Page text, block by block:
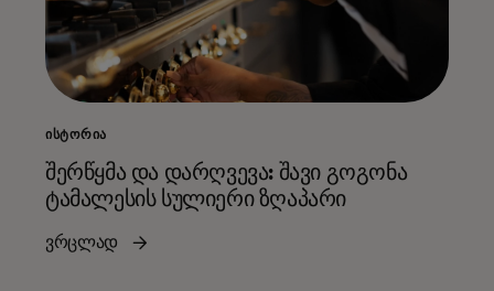
ᲘᲡᲢᲝᲠᲘᲐ
შერწყმა და დარღვევა: შავი გოგონა
ტამალესის სულიერი ზღაპარი
ვრცლად